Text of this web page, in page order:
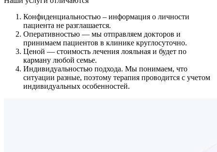
Конфиденциальностью – информация о личности
пациента не разглашается.
Оперативностью — мы отправляем докторов и
принимаем пациентов в клинике круглосуточно.
Ценой — стоимость лечения лояльная и будет по
карману любой семье.
Индивидуальностью подхода. Мы понимаем, что
ситуации разные, поэтому терапия проводится с учетом
индивидуальных особенностей.